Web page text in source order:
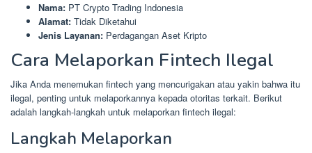
Nama: PT Crypto Trading Indonesia
Alamat: Tidak Diketahui
Jenis Layanan: Perdagangan Aset Kripto
Cara Melaporkan Fintech Ilegal
Jika Anda menemukan fintech yang mencurigakan atau yakin bahwa itu
ilegal, penting untuk melaporkannya kepada otoritas terkait. Berikut
adalah langkah-langkah untuk melaporkan fintech ilegal:
Langkah Melaporkan